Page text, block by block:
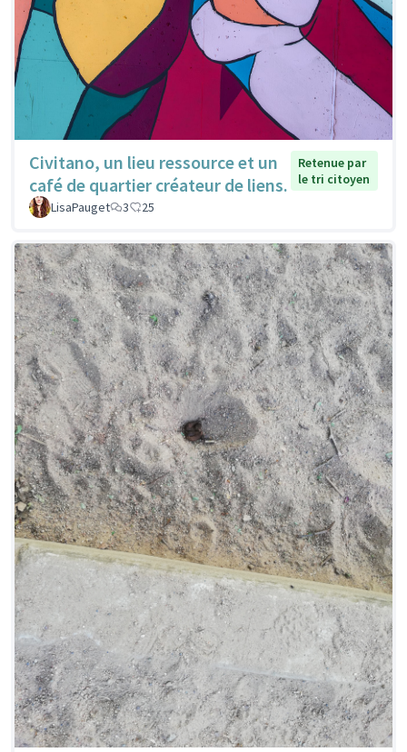
Civitano, un lieu ressource et un
café de quartier créateur de liens.
Retenue par
le tri citoyen
LisaPauget
3 25